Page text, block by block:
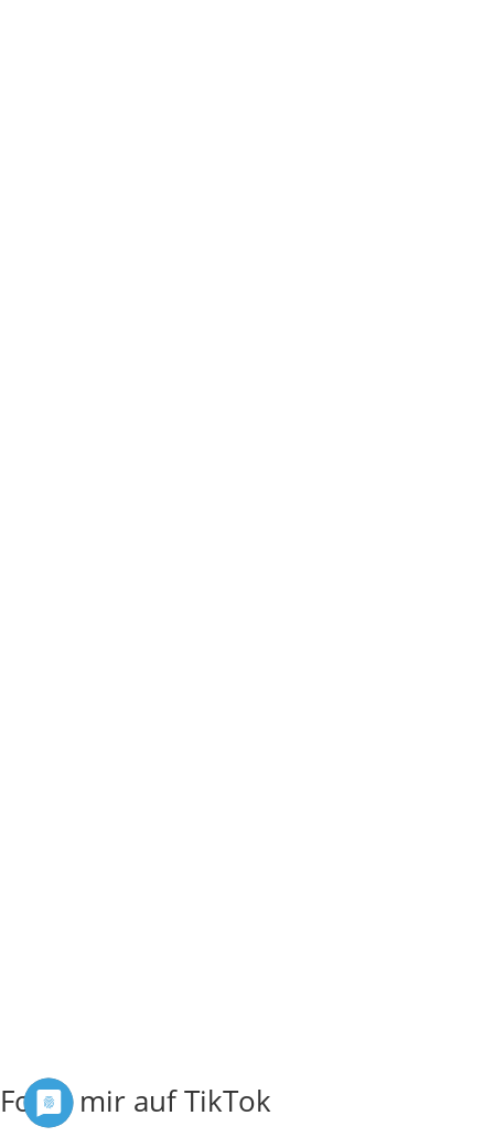
Folge mir auf TikTok